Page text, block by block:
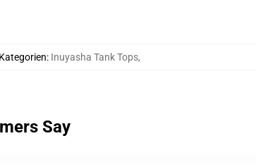
: Inuyasha Tank Tops,
Say